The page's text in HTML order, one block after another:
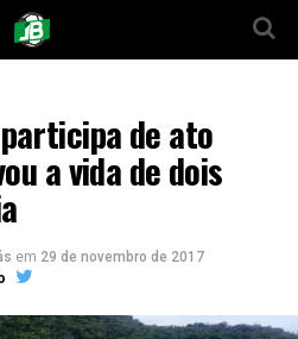
de ato
a vida de dois
em 29 de novembro de 2017